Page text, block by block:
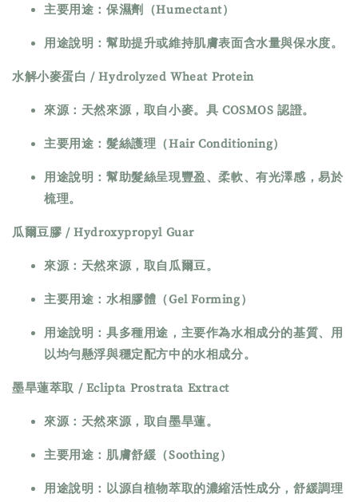
主要用途：保濕劑（Humectant）
用途說明：幫助提升或維持肌膚表面含水量與保水度。
水解小麥蛋白 / Hydrolyzed Wheat Protein
來源：天然來源，取自小麥。具 COSMOS 認證。
主要用途：髮絲護理（Hair Conditioning）
用途說明：幫助髮絲呈現豐盈、柔軟、有光澤感，易於
梳理。
瓜爾豆膠 / Hydroxypropyl Guar
來源：天然來源，取自瓜爾豆。
主要用途：水相膠體（Gel Forming）
用途說明：具多種用途，主要作為水相成分的基質、用
以均勻懸浮與穩定配方中的水相成分。
墨旱蓮萃取 / Eclipta Prostrata Extract
來源：天然來源，取自墨旱蓮。
主要用途：肌膚舒緩（Soothing）
用途說明：以源自植物萃取的濃縮活性成分，舒緩調理